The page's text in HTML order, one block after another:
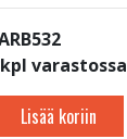
varastossa
Lisää koriin